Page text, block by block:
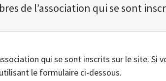
de l’association qui se sont
qui se sont inscrits sur le site. Si
le formulaire ci-dessous.